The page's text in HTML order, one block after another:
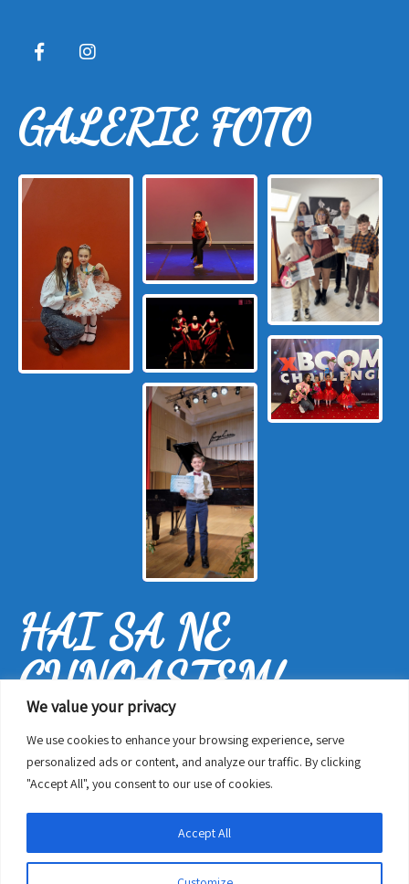
We value your privacy
We use cookies to enhance your browsing experience, serve
personalized ads or content, and analyze our traffic. By clicking
"Accept All", you consent to our use of cookies.
Accept All
GALERIE FOTO
HAI SA NE
CUNOAȘTEM!
Șoseaua Fundeni 165, București 022315, sector 2
0731183544 - Alexandra Apetrei